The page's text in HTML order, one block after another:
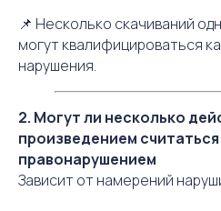
📌 Несколько скачиваний
могут квалифицироваться
нарушения.
2. Могут ли несколько
произведением
правонарушением
Зависит от намерений